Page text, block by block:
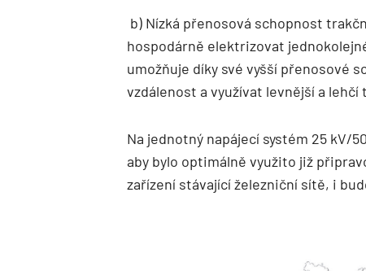
b) Nízká přenosová schopnost
hospodárně elektrizovat
umožňuje díky své vyšší přenosové
vzdálenost a využívat levnější a lehčí
Na jednotný napájecí systém 25 kV/
aby bylo optimálně využito již
zařízení stávající železniční sítě, i